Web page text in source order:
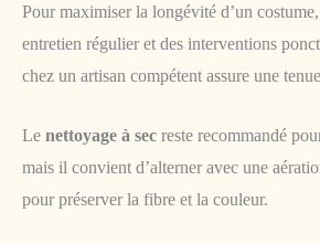
Pour maximiser la longévité d’un
entretien régulier et des interventions
chez un artisan compétent assure une
Le nettoyage à sec reste recommandé
mais il convient d’alterner avec une
pour préserver la fibre et la couleur.